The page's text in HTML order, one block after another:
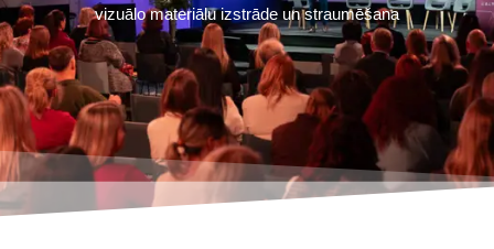
vizuālo materiālu izstrāde un straumēšana